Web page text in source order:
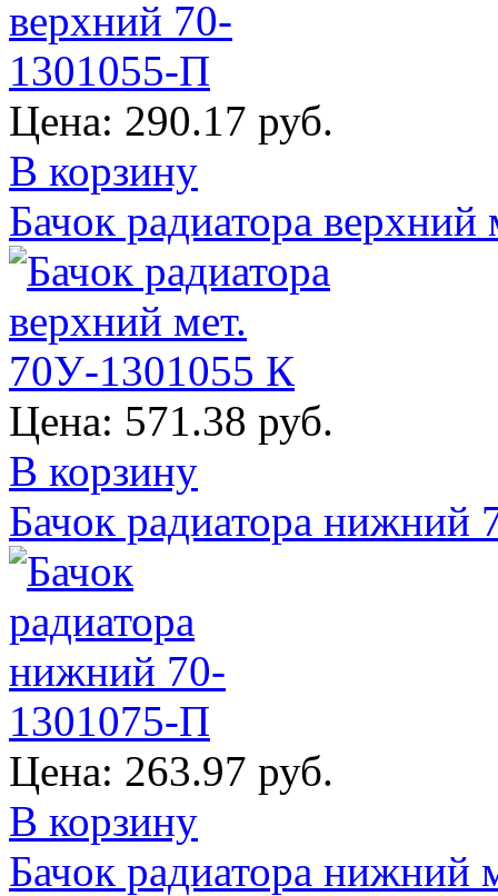
Цена: 290.17 руб.
В корзину
Бачок радиатора
Цена: 571.38 руб.
В корзину
Бачок радиатора нижний
Цена: 263.97 руб.
В корзину
Бачок радиатора нижний